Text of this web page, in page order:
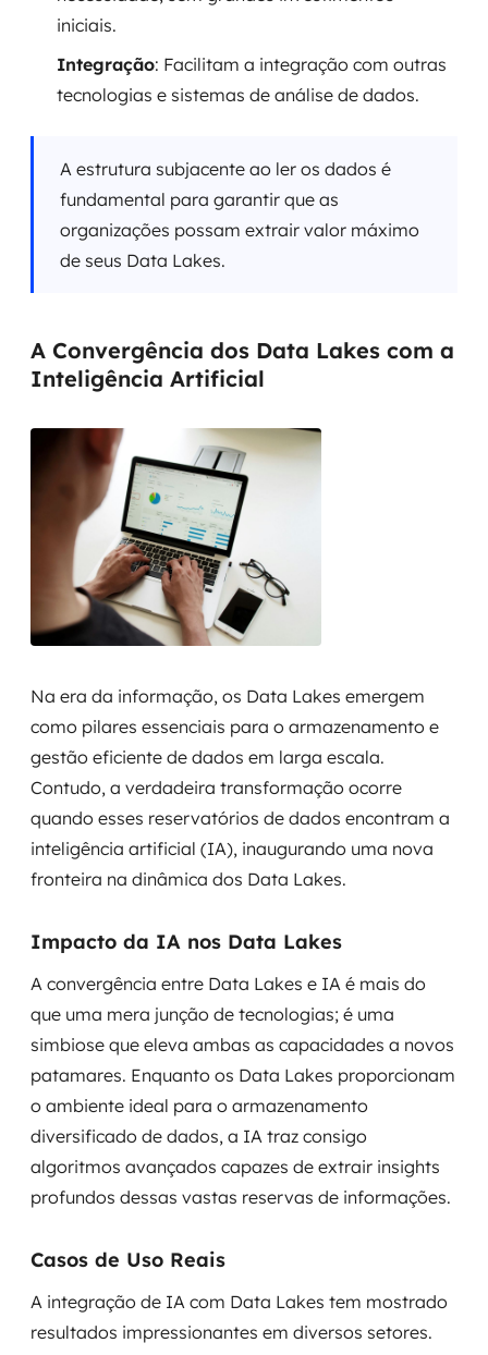
iniciais.
Integração: Facilitam a integração com outras
tecnologias e sistemas de análise de dados.
A estrutura subjacente ao ler os dados é
fundamental para garantir que as
organizações possam extrair valor máximo
de seus Data Lakes.
A Convergência dos Data Lakes com a
Inteligência Artificial
Na era da informação, os Data Lakes emergem
como pilares essenciais para o armazenamento e
gestão eficiente de dados em larga escala.
Contudo, a verdadeira transformação ocorre
quando esses reservatórios de dados encontram a
inteligência artificial (IA), inaugurando uma nova
fronteira na dinâmica dos Data Lakes.
Impacto da IA nos Data Lakes
A convergência entre Data Lakes e IA é mais do
que uma mera junção de tecnologias; é uma
simbiose que eleva ambas as capacidades a novos
patamares. Enquanto os Data Lakes proporcionam
o ambiente ideal para o armazenamento
diversificado de dados, a IA traz consigo
algoritmos avançados capazes de extrair insights
profundos dessas vastas reservas de informações.
Casos de Uso Reais
A integração de IA com Data Lakes tem mostrado
resultados impressionantes em diversos setores.